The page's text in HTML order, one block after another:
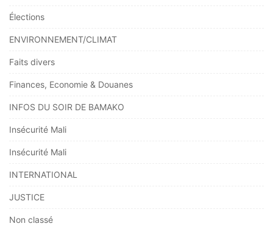
Élections
ENVIRONNEMENT/CLIMAT
Faits divers
Finances, Economie & Douanes
INFOS DU SOIR DE BAMAKO
Insécurité Mali
Insécurité Mali
INTERNATIONAL
JUSTICE
Non classé